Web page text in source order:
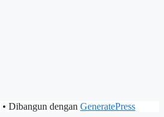
• Dibangun dengan GeneratePress